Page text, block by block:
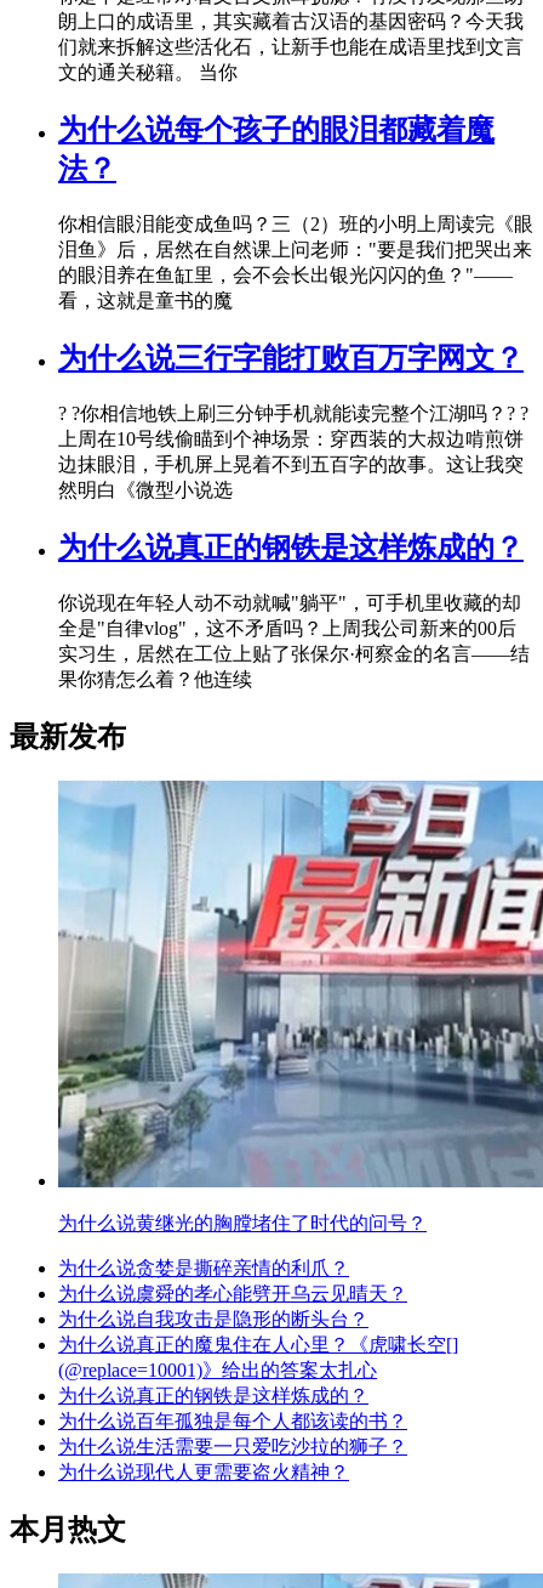
朗上口的成语里，其实藏着古汉语的基因密码？今天我
们就来拆解这些活化石，让新手也能在成语里找到文言
文的通关秘籍。 当你
为什么说每个孩子的眼泪都藏着魔
法？
你相信眼泪能变成鱼吗？三（2）班的小明上周读完《眼
泪鱼》后，居然在自然课上问老师："要是我们把哭出来
的眼泪养在鱼缸里，会不会长出银光闪闪的鱼？"——
看，这就是童书的魔
为什么说三行字能打败百万字网文？
? ?你相信地铁上刷三分钟手机就能读完整个江湖吗？? ?
上周在10号线偷瞄到个神场景：穿西装的大叔边啃煎饼
边抹眼泪，手机屏上晃着不到五百字的故事。这让我突
然明白《微型小说选
为什么说真正的钢铁是这样炼成的？
你说现在年轻人动不动就喊"躺平"，可手机里收藏的却
全是"自律vlog"，这不矛盾吗？上周我公司新来的00后
实习生，居然在工位上贴了张保尔·柯察金的名言——结
果你猜怎么着？他连续
最新发布
为什么说黄继光的胸膛堵住了时代的问号？
为什么说贪婪是撕碎亲情的利爪？
为什么说虞舜的孝心能劈开乌云见晴天？
为什么说自我攻击是隐形的断头台？
为什么说真正的魔鬼住在人心里？《虎啸长空[]
(@replace=10001)》给出的答案太扎心
为什么说真正的钢铁是这样炼成的？
为什么说百年孤独是每个人都该读的书？
为什么说生活需要一只爱吃沙拉的狮子？
为什么说现代人更需要盗火精神？
本月热文